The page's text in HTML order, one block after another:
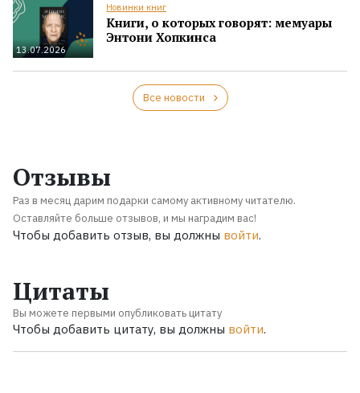
13.07.2026
Новинки книг
Книги, о которых говорят: мемуары
Энтони Хопкинса
Все новости
Отзывы
Раз в месяц дарим подарки самому активному читателю.
Оставляйте больше отзывов, и мы наградим вас!
Чтобы добавить отзыв, вы должны войти.
Цитаты
Вы можете первыми опубликовать цитату
Чтобы добавить цитату, вы должны войти.